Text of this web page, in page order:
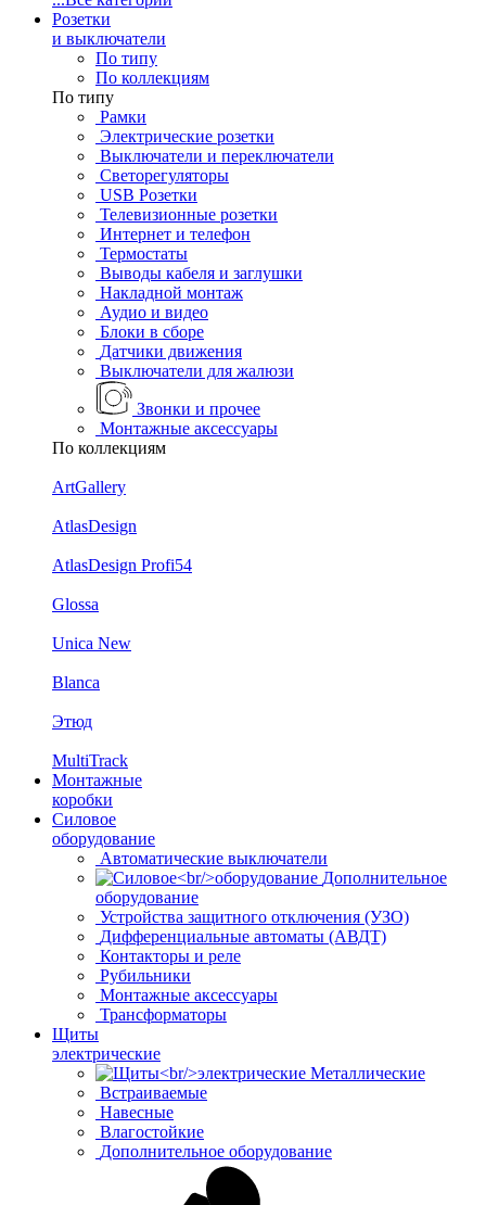
Розетки
и выключатели
По типу
По коллекциям
По типу
Рамки
Электрические розетки
Выключатели и переключатели
Светорегуляторы
USB Розетки
Телевизионные розетки
Интернет и телефон
Термостаты
Выводы кабеля и заглушки
Накладной монтаж
Аудио и видео
Блоки в сборе
Датчики движения
Выключатели для жалюзи
Звонки и прочее
Монтажные аксессуары
По коллекциям
ArtGallery
AtlasDesign
AtlasDesign Profi54
Glossa
Unica New
Blanca
Этюд
MultiTrack
Монтажные
коробки
Силовое
оборудование
Автоматические выключатели
Дополнительное
оборудование
Устройства защитного отключения (УЗО)
Дифференциальные автоматы (АВДТ)
Контакторы и реле
Рубильники
Монтажные аксессуары
Трансформаторы
Щиты
электрические
Металлические
Встраиваемые
Навесные
Влагостойкие
Дополнительное оборудование